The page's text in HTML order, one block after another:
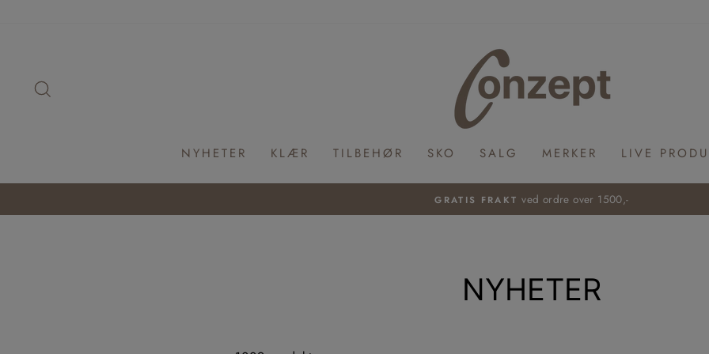
NYHETER KLÆR TILBEHØR SKO SALG MERKER LIVE
Pause
GRATIS FRAKT ved ordre over 1500,-
NYHETER